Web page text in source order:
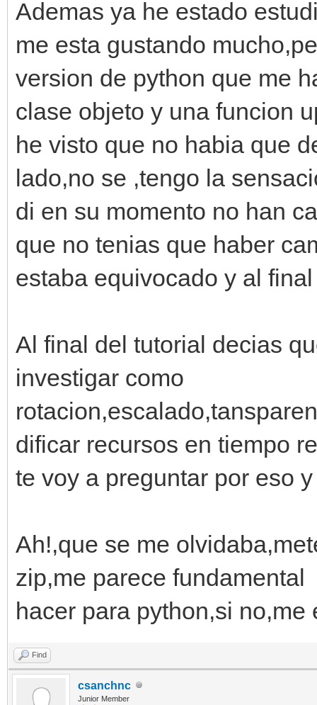
Ademas ya he estado
me esta gustando
version de python que me
clase objeto y una funcion
he visto que no habia que
lado,no se ,tengo la
di en su momento no han
que no tenias que haber
estaba equivocado y al
Al final del tutorial decias
investigar como
dificar recursos en tiempo
te voy a preguntar por eso
Ah!,que se me
zip,me parece
hacer para python,si
Find
csanchnc
Junior Member